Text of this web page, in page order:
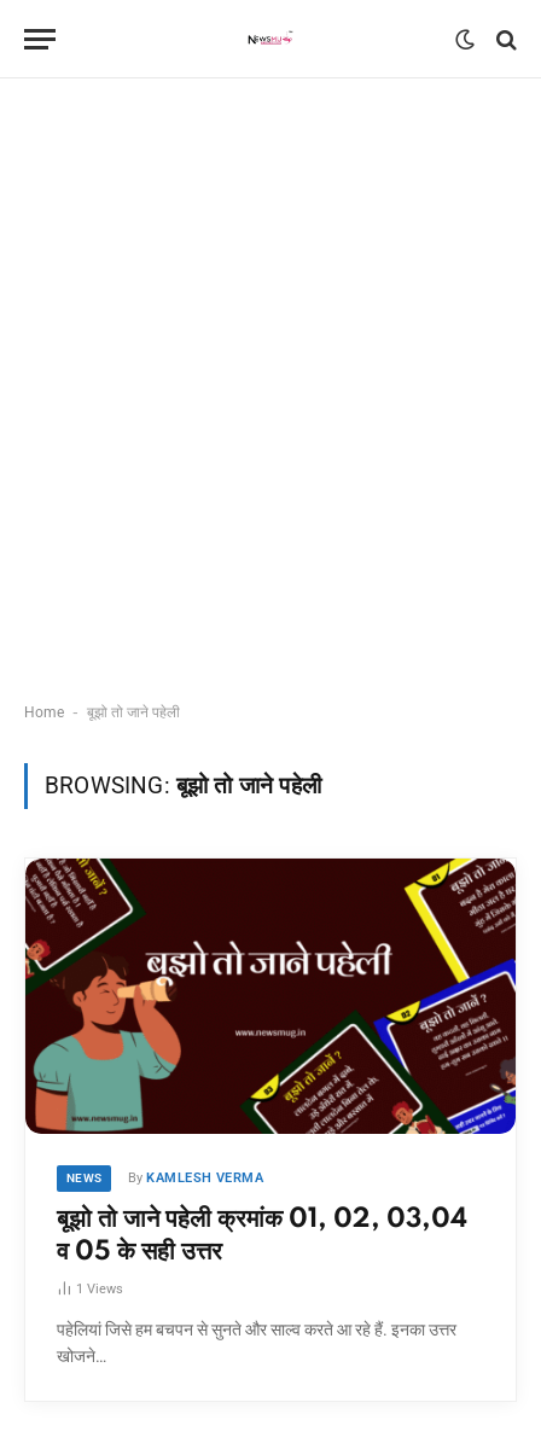
Home - बूझो तो जाने पहेली
BROWSING:बूझो तो जाने पहेली
NEWS By KAMLESH VERMA
बूझो तो जाने पहेली क्रमांक 01, 02, 03,04
व 05 के सही उत्तर
1 Views
पहेलियां जिसे हम बचपन से सुनते और साल्व करते आ रहे हैं. इनका उत्तर
खोजने…